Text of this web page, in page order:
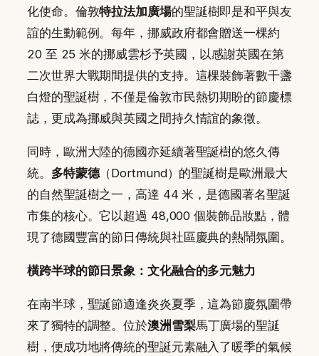
化使命。倫敦特拉法加廣場的聖誕樹即是和平與友
誼的生動範例。每年，挪威政府都會贈送一棵約
20 至 25 米的挪威雲杉予英國，以感謝英國在第
二次世界大戰期間提供的支持。這棵裝飾著數千盞
白燈的聖誕樹，不僅是倫敦市民熱切期盼的節慶標
誌，更成為挪威與英國之間持久情誼的象徵。
同時，歐洲大陸的德國亦延續著聖誕樹的悠久傳
統。 多特蒙德（Dortmund）的聖誕樹是歐洲最大
的自然聖誕樹之一，高達 44 米，是德國著名聖誕
市集的核心。它以超過 48,000 個裝飾品妝點，體
現了德國豐富的節日傳統與社區慶典的熱鬧氛圍。
橫跨半球的節日景象：文化融合的多元魅力
在南半球，聖誕節適逢炎炎夏季，這為節慶氛圍帶
來了獨特的調整。位於澳洲雪梨馬丁廣場的聖誕
樹，便成功地將傳統的聖誕元素融入了暖季的氣候